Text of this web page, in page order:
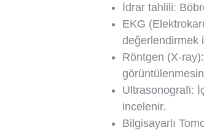
İdrar tahlili:
EKG
değerlendirmek
Röntgen (X-ray):
Ultrasonografi:
incelenir.
Bilgisayarlı